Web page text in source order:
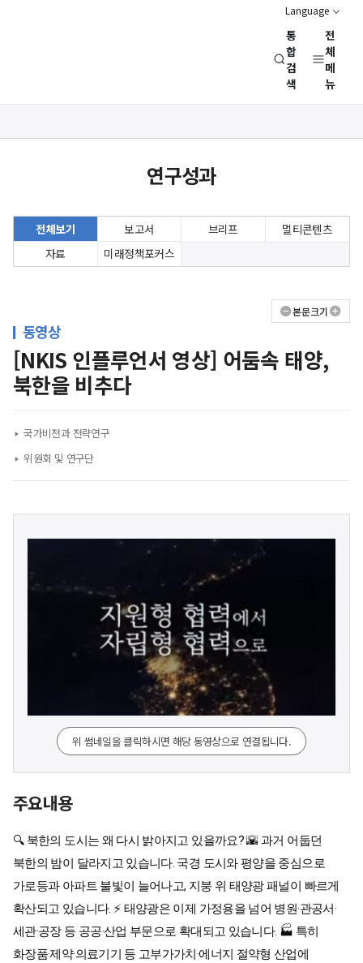
Language
(NRC)
통
합
검
색
전
체
메
뉴
연구성과
전체보기 보고서 브리프
멀티콘텐츠
자료
미래정책포커스
동영상
[NKIS 인플루언서 영상] 어둠속 태양,
북한을 비추다
국가비전과 전략연구
위원회 및 연구단
본문크기
위 썸네일을 클릭하시면 해당 동영상으로 연결됩니다.
주요내용
🔍 북한의 도시는 왜 다시 밝아지고 있을까요? 🌇 과거 어둡던
북한의 밤이 달라지고 있습니다. 국경 도시와 평양을 중심으로
가로등과 아파트 불빛이 늘어나고, 지붕 위 태양광 패널이 빠르게
확산되고 있습니다. ⚡ 태양광은 이제 가정용을 넘어 병원·관공서·
세관·공장 등 공공·산업 부문으로 확대되고 있습니다. 🏭 특히
화장품·제약·의료기기 등 고부가가치·에너지 절약형 산업에